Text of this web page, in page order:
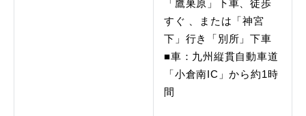
「鷹巣原」下車、徒歩
すぐ 、または「神宮
下」行き「別所」下車
■車：九州縦貫自動車道
「小倉南IC」から約1時
間